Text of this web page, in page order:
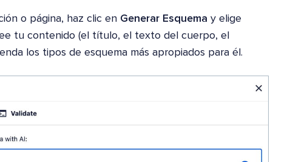
o página, haz clic en Generar Esquema y elige
tu contenido (el título, el texto del cuerpo, el
los tipos de esquema más apropiados para él.